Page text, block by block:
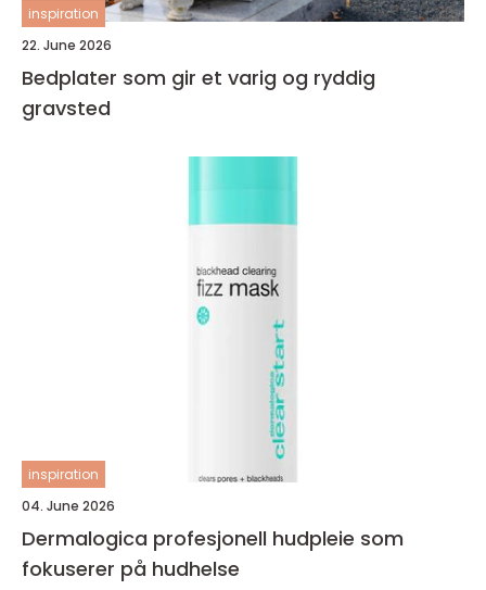
inspiration
22. June 2026
Bedplater som gir et varig og ryddig
gravsted
inspiration
04. June 2026
Dermalogica profesjonell hudpleie som
fokuserer på hudhelse